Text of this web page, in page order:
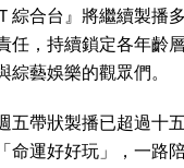
綜合台』將繼續製播
任，持續鎖定各年齡
綜藝娛樂的觀眾們。
五帶狀製播已超過十
命運好好玩」，一路